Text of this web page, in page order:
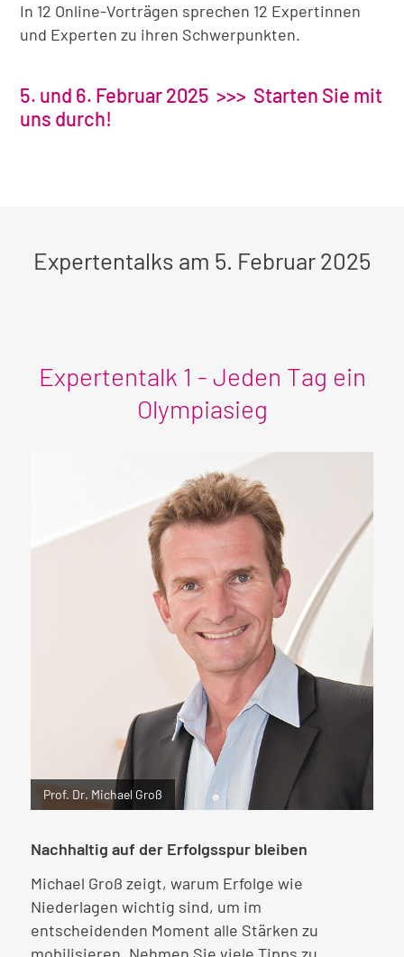
In 12 Online-Vorträgen sprechen 12 Expertinnen
und Experten zu ihren Schwerpunkten.
5. und 6. Februar 2025 >>> Starten Sie mit
uns durch!
Expertentalks am 5. Februar 2025
Expertentalk 1 - Jeden Tag ein
Olympiasieg
Prof. Dr. Michael Groß
Nachhaltig auf der Erfolgsspur bleiben
Michael Groß zeigt, warum Erfolge wie
Niederlagen wichtig sind, um im
entscheidenden Moment alle Stärken zu